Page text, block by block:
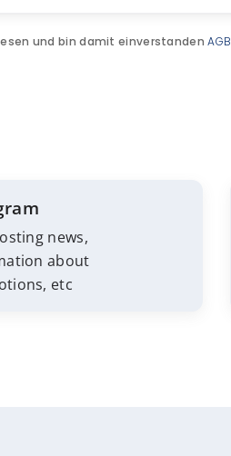
und bin damit einverstandenAGB
news,
about
etc